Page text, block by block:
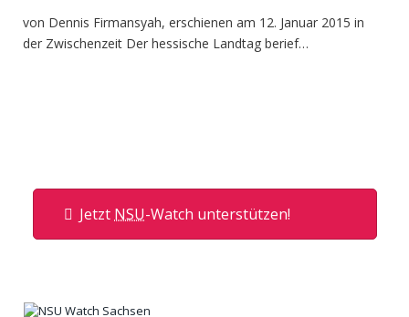
von Dennis Firmansyah, erschienen am 12. Januar 2015 in
der Zwischenzeit Der hessische Landtag berief…
Jetzt NSU-Watch unterstützen!